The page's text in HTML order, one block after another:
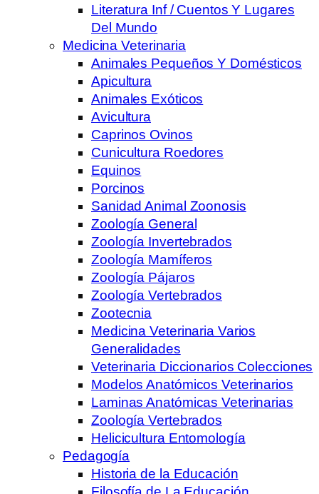
Literatura Inf / Cuentos Y Lugares
Del Mundo
Medicina Veterinaria
Animales Pequeños Y Domésticos
Apicultura
Animales Exóticos
Avicultura
Caprinos Ovinos
Cunicultura Roedores
Equinos
Porcinos
Sanidad Animal Zoonosis
Zoología General
Zoología Invertebrados
Zoología Mamíferos
Zoología Pájaros
Zoología Vertebrados
Zootecnia
Medicina Veterinaria Varios
Generalidades
Veterinaria Diccionarios Colecciones
Modelos Anatómicos Veterinarios
Laminas Anatómicas Veterinarias
Zoología Vertebrados
Helicicultura Entomología
Pedagogía
Historia de la Educación